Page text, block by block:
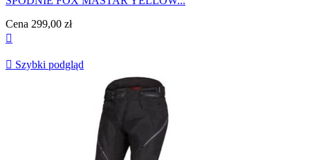
Cena 299,00 zł

 Szybki podgląd